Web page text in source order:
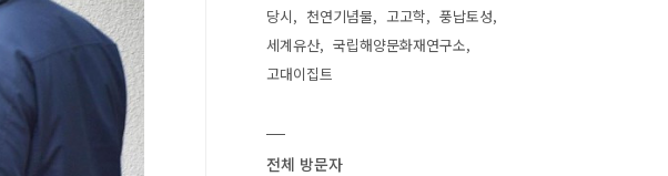
당시
천연기념물 고고학
풍납토성
세계유산
국립해양문화재연구소
고대이집트
전체 방문자